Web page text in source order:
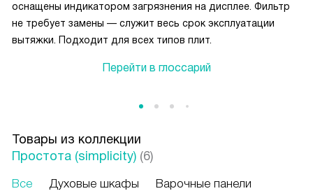
оснащены индикатором загрязнения на дисплее. Фильтр
не требует замены — служит весь срок эксплуатации
вытяжки. Подходит для всех типов плит.
Перейти в глоссарий
Товары из коллекции
Простота (simplicity) (6)
Все Духовые шкафы Варочные панели